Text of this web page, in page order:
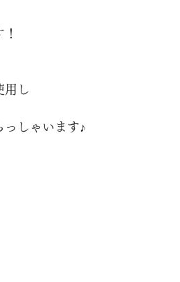
用し
っしゃいます♪